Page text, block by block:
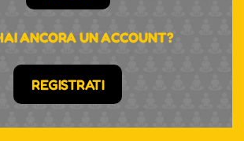
ANCORA UN ACCOUNT?
REGISTRATI